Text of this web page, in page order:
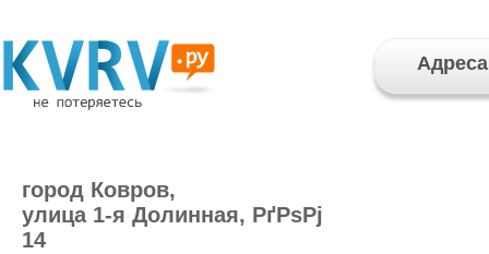
Адреса
город Ковров,
улица 1-я Долинная, РґРѕРј
14